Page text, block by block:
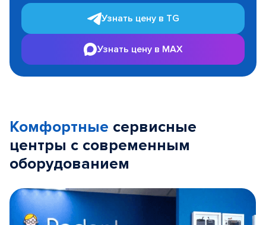
Узнать цену в TG
Узнать цену в MAX
Комфортные сервисные
центры с современным
оборудованием